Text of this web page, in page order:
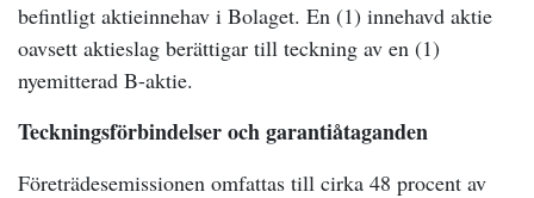
befintligt aktieinnehav i Bolaget. En (1) innehavd aktie
oavsett aktieslag berättigar till teckning av en (1)
nyemitterad B-aktie.
Teckningsförbindelser och garantiåtaganden
Företrädesemissionen omfattas till cirka 48 procent av